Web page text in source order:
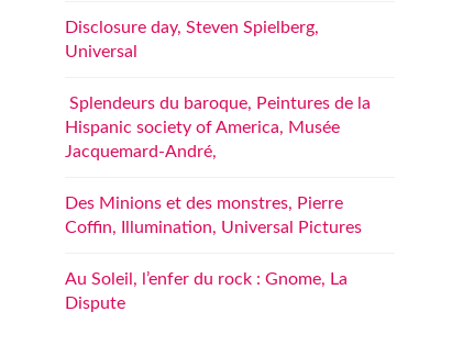
Disclosure day, Steven Spielberg,
Universal
Splendeurs du baroque, Peintures de la
Hispanic society of America, Musée
Jacquemard-André,
Des Minions et des monstres, Pierre
Coffin, Illumination, Universal Pictures
Au Soleil, l’enfer du rock : Gnome, La
Dispute